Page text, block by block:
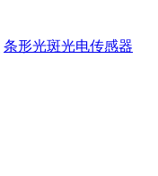
条形光斑光电传感器